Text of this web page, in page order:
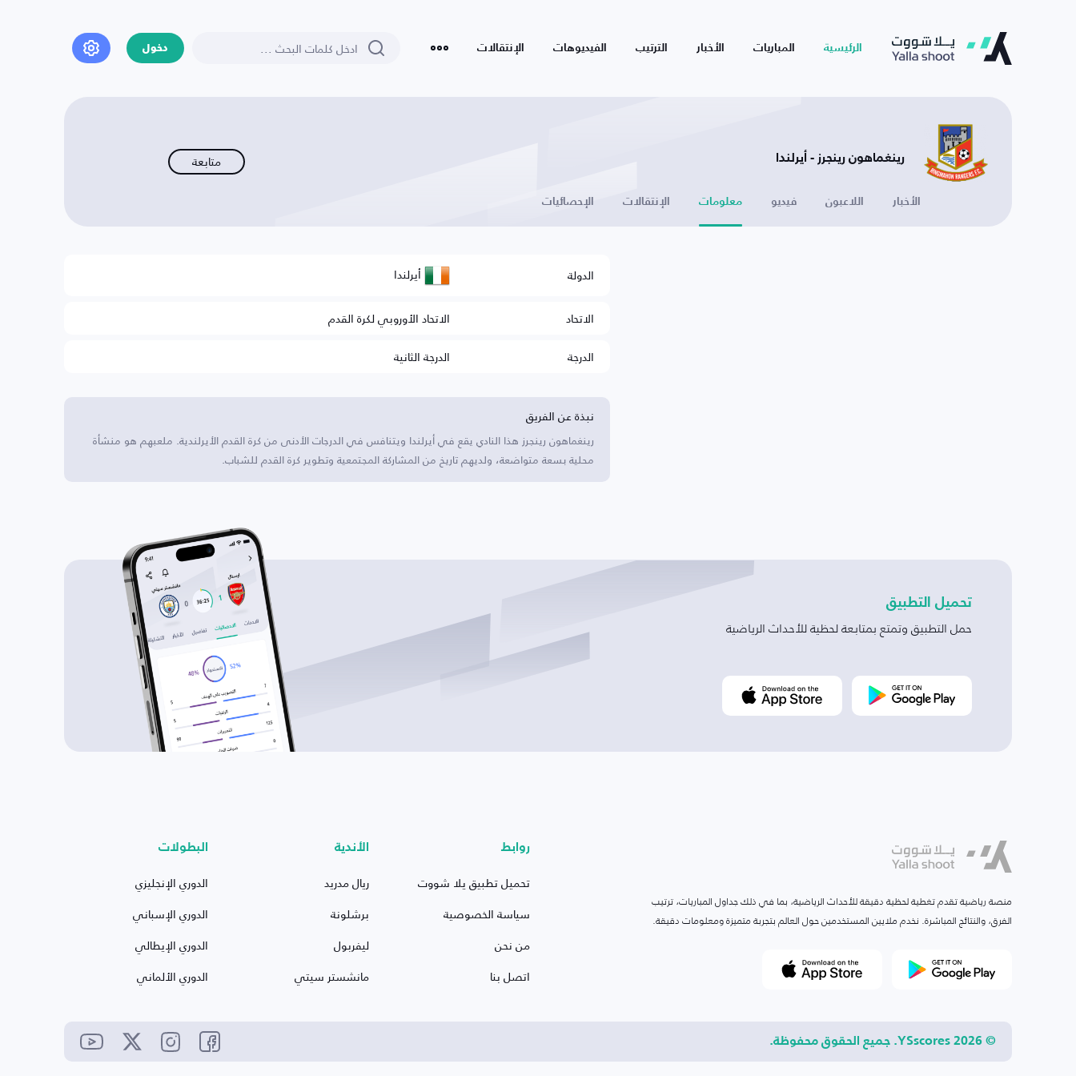
الرئيسية المباريات الأخبار الترتيب الفيديوهات الإنتقالات دخول
رينغماهون رينجرز - أيرلندا متابعة
الأخبار اللاعبون فيديو معلومات الإنتقالات الإحصائيات
الدولة أيرلندا
الاتحاد
الاتحاد الأوروبي لكرة القدم
الدرجة
الدرجة الثانية
نبذة عن الفريق
رينغماهون رينجرز هذا النادي يقع في أيرلندا ويتنافس في الدرجات الأدنى من كرة القدم الأيرلندية. ملعبهم هو منشأة
محلية بسعة متواضعة، ولديهم تاريخ من المشاركة المجتمعية وتطوير كرة القدم للشباب.
تحميل التطبيق
حمل التطبيق وتمتع بمتابعة لحظية للأحداث الرياضية
منصة رياضية تقدم تغطية لحظية دقيقة للأحداث الرياضية، بما في ذلك جداول المباريات، ترتيب
الفرق، والنتائج المباشرة. نخدم ملايين المستخدمين حول العالم بتجربة متميزة ومعلومات دقيقة.
روابط
تحميل تطبيق يلا شووت
سياسة الخصوصية
من نحن
اتصل بنا
الأندية
ريال مدريد
برشلونة
ليفربول
مانشستر سيتي
البطولات
الدوري الإنجليزي
الدوري الإسباني
الدوري الإيطالي
الدوري الألماني
© 2026 YSscores. جميع الحقوق محفوظة.